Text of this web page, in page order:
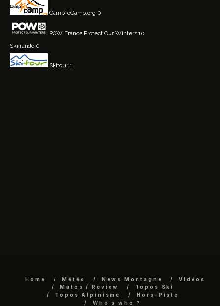
CampToCamp.org 0
POW France Protect Our Winters 10
Ski rando 0
Skitour1
Home Météo News Montagne
Vidéos
Matos / Review
Topos Ski
Topos Alpinisme
Hors-Piste
Who’s who ?